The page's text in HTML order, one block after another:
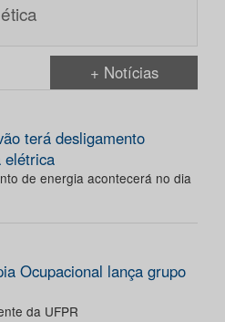
+ Notícias
terá desligamento
elétrica
de energia acontecerá no dia
Ocupacional lança grupo
da UFPR